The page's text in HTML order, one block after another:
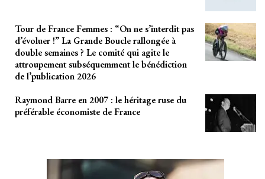
Tour de France Femmes : “On ne s’interdit pas
d’évoluer !” La Grande Boucle rallongée à
double semaines ? Le comité qui agite le
attroupement subséquemment le bénédiction
de l’publication 2026
Raymond Barre en 2007 : le héritage ruse du
préférable économiste de France